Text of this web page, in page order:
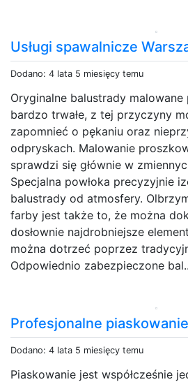
Usługi spawalnicze
Dodano: 4 lata 5 miesięcy temu
Oryginalne balustrady
bardzo trwałe, z tej przyczyny
zapomnieć o pękaniu oraz
odpryskach. Malowanie
sprawdzi się głównie w
Specjalna powłoka precyzyjnie
balustrady od atmosfery.
farby jest także to, że można
dosłownie najdrobniejsze
można dotrzeć poprzez
Odpowiednio zabezpieczone
Profesjonalne
Dodano: 4 lata 5 miesięcy temu
Piaskowanie jest współcześnie